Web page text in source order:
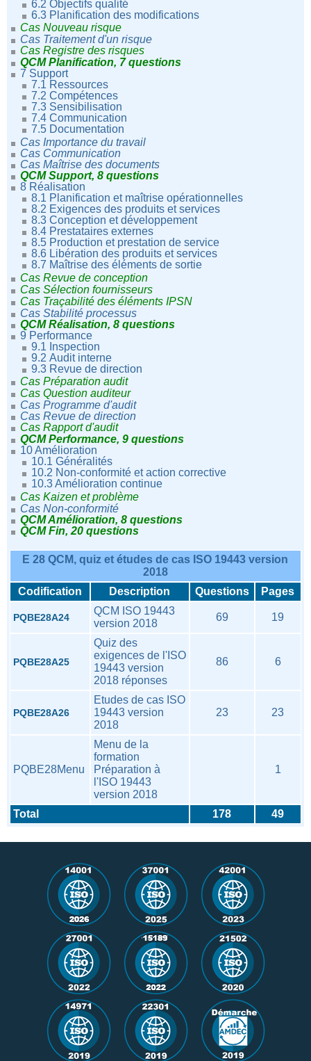
6.2 Objectifs qualité
6.3 Planification des modifications
Cas Nouveau risque
Cas Traitement d'un risque
Cas Registre des risques
QCM Planification, 7 questions
7 Support
7.1 Ressources
7.2 Compétences
7.3 Sensibilisation
7.4 Communication
7.5 Documentation
Cas Importance du travail
Cas Communication
Cas Maîtrise des documents
QCM Support, 8 questions
8 Réalisation
8.1 Planification et maîtrise opérationnelles
8.2 Exigences des produits et services
8.3 Conception et développement
8.4 Prestataires externes
8.5 Production et prestation de service
8.6 Libération des produits et services
8.7 Maîtrise des éléments de sortie
Cas Revue de conception
Cas Sélection fournisseurs
Cas Traçabilité des éléments IPSN
Cas Stabilité processus
QCM Réalisation, 8 questions
9 Performance
9.1 Inspection
9.2 Audit interne
9.3 Revue de direction
Cas Préparation audit
Cas Question auditeur
Cas Programme d'audit
Cas Revue de direction
Cas Rapport d'audit
QCM Performance, 9 questions
10 Amélioration
10.1 Généralités
10.2 Non-conformité et action corrective
10.3 Amélioration continue
Cas Kaizen et problème
Cas Non-conformité
QCM Amélioration, 8 questions
QCM Fin, 20 questions
E 28 QCM, quiz et études de cas ISO 19443 version
2018
Codification
Description Questions Pages
PQBE28A24
QCM ISO 19443
version 2018
69 19
PQBE28A25
Quiz des
exigences de l'ISO
19443 version
2018 réponses
86 6
PQBE28A26
Etudes de cas ISO
19443 version
2018
23 23
PQBE28Menu
Menu de la
formation
Préparation à
l'ISO 19443
version 2018
1
Total 178 49